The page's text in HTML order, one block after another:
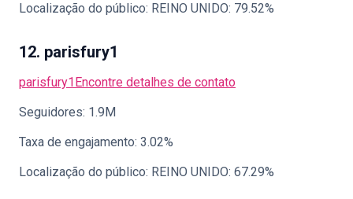
Localização do público: REINO UNIDO: 79.52%
12. parisfury1
parisfury1Encontre detalhes de contato
Seguidores: 1.9M
Taxa de engajamento: 3.02%
Localização do público: REINO UNIDO: 67.29%